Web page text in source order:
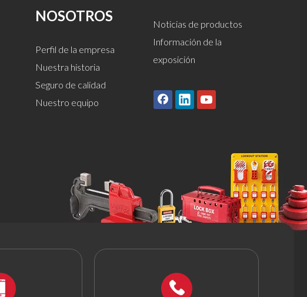
NOSOTROS
Perfil de la empresa
Nuestra historia
Seguro de calidad
Nuestro equipo
Noticias de productos
Información de la
exposición